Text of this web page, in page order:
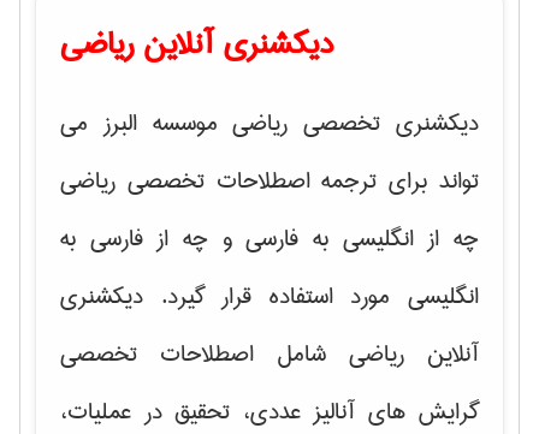
دیکشنری آنلاین ریاضی
دیکشنری تخصصی ریاضی موسسه البرز می
تواند برای ترجمه اصطلاحات تخصصی ریاضی
چه از انگلیسی به فارسی و چه از فارسی به
انگلیسی مورد استفاده قرار گیرد. دیکشنری
آنلاین ریاضی شامل اصطلاحات تخصصی
گرایش های آنالیز عددی، تحقیق در عملیات،